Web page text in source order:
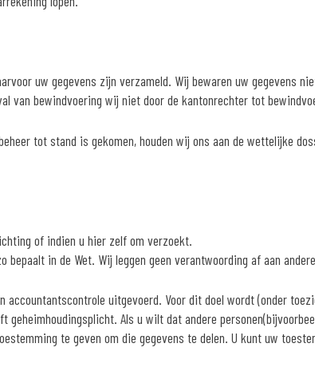
uw gegevens zijn verzameld. Wij bewaren uw gegevens
bewindvoering wij niet door de kantonrechter tot
tot stand is gekomen, houden wij ons aan de wettelijke
of indien u hier zelf om verzoekt.
in de Wet. Wij leggen geen verantwoording af aan
accountantscontrole uitgevoerd. Voor dit doel wordt (onder
Als u wilt dat andere
te geven om die gegevens te delen. U kunt uw